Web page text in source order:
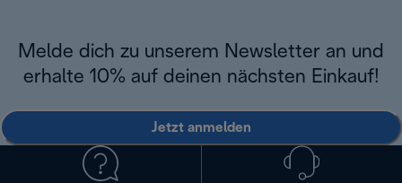
Melde dich zu unserem Newsletter an und
erhalte 10% auf deinen nächsten Einkauf!
Jetzt anmelden